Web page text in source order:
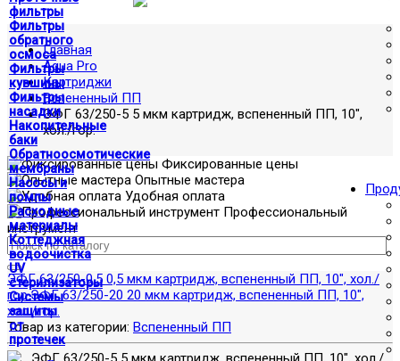
фильтры
Фильтры
обратного
осмоса
Фильтры
кувшины
Фильтры
насадки
Накопительные
баки
Обратноосмотические
мембраны
Насосы и
помпы
Расходные
материалы
Коттеджная
водоочистка
UV
стерилизаторы
Системы
защиты
от
протечек
Главная
Aqua Pro
Картриджи
Вспененный ПП
ЭФГ 63/250-5 5 мкм картридж, вспененный ПП, 10",
хол./гор.
Фиксированные цены
Опытные мастера
Удобная оплата
Профессиональный
инструмент
ЭФГ 63/250-0,5 0,5 мкм картридж, вспененный ПП, 10", хол./
гор.ЭФГ 63/250-20 20 мкм картридж, вспененный ПП, 10",
хол./гор.
Товар из категории: Вспененный ПП